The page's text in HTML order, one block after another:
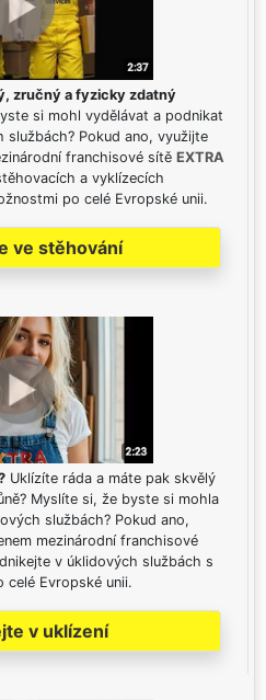
zručný a fyzicky zdatný
si mohl vydělávat a podnikat
Pokud ano, využijte
franchisové sítě EXTRA
a vyklízecích
po celé Evropské unii.
ve stěhování
Uklízíte ráda a máte pak skvělý
Myslíte si, že byste si mohla
službách? Pokud ano,
mezinárodní franchisové
v úklidových službách s
celé Evropské unii.
v uklízení